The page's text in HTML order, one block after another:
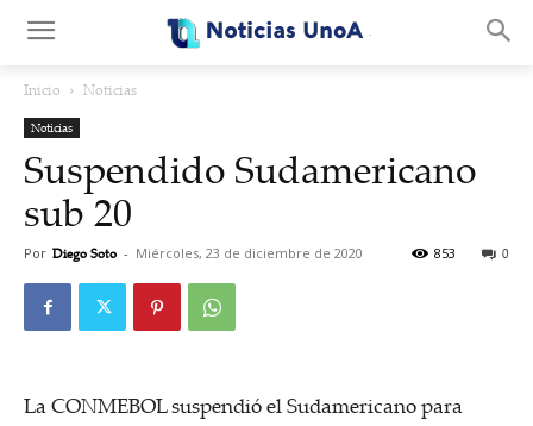
Inicio Noticias
Noticias
Suspendido Sudamericano
sub 20
Por Diego Soto - Miércoles, 23 de diciembre de 2020 0
853
La CONMEBOL suspendió el Sudamericano para